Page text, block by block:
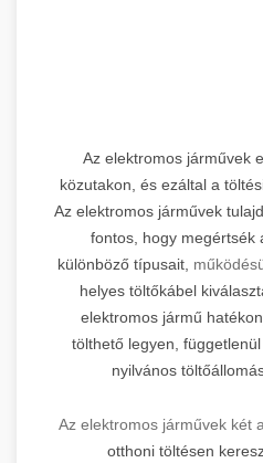
Az elektromos járművek
közutakon, és ezáltal a
Az elektromos járművek
fontos, hogy megértsék
különböző típusait,
helyes töltőkábel
elektromos jármű
tölthető legyen,
nyilvános
Az elektromos járművek két
otthoni töltésen